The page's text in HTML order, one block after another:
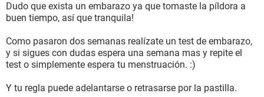
Dudo que exista un embarazo ya que tomaste la píldora a
buen tiempo, así que tranquila!
Como pasaron dos semanas realízate un test de embarazo,
y si sigues con dudas espera una semana mas y repite el
test o simplemente espera tu menstruación. :)
Y tu regla puede adelantarse o retrasarse por la pastilla.